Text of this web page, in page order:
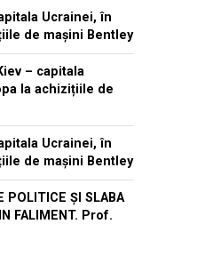
Ucrainei, în
de mașini Bentley
– capitala
la achizițiile de
Ucrainei, în
de mașini Bentley
POLITICE ȘI SLABA
FALIMENT. Prof.